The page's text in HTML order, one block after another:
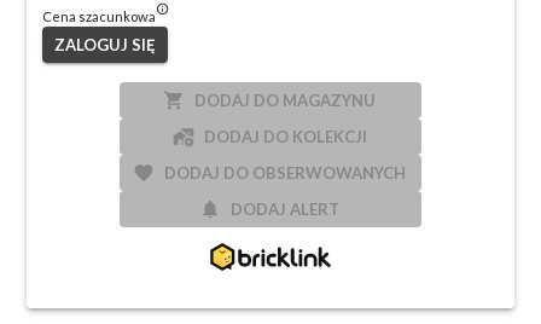
Cena szacunkowainfo_outlined
ZALOGUJ SIĘ
local_grocery_store DODAJ DO MAGAZYNU
add_home_work DODAJ DO KOLEKCJI
favorite DODAJ DO OBSERWOWANYCH
notifications DODAJ ALERT